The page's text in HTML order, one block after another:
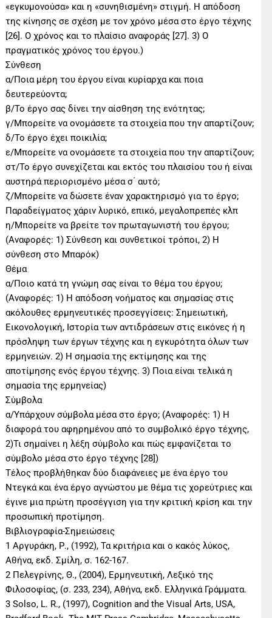
«εγκυμονούσα» και η «συνηθισμένη» στιγμή. Η απόδοση
της κίνησης σε σχέση με τον χρόνο μέσα στο έργο τέχνης
[26]. Ο χρόνος και το πλαίσιο αναφοράς [27]. 3) Ο
πραγματικός χρόνος του έργου.)
Σύνθεση
α/Ποια μέρη του έργου είναι κυρίαρχα και ποια
δευτερεύοντα;
β/Το έργο σας δίνει την αίσθηση της ενότητας;
γ/Μπορείτε να ονομάσετε τα στοιχεία που την απαρτίζουν;
δ/Το έργο έχει ποικιλία;
ε/Μπορείτε να ονομάσετε τα στοιχεία που την απαρτίζουν;
στ/Το έργο συνεχίζεται και εκτός του πλαισίου του ή είναι
αυστηρά περιορισμένο μέσα σ΄ αυτό;
ζ/Μπορείτε να δώσετε έναν χαρακτηρισμό για το έργο;
Παραδείγματος χάριν λυρικό, επικό, μεγαλοπρεπές κλπ
η/Μπορείτε να βρείτε τον πρωταγωνιστή του έργου;
(Αναφορές: 1) Σύνθεση και συνθετικοί τρόποι, 2) Η
σύνθεση στο Μπαρόκ)
Θέμα
α/Ποιο κατά τη γνώμη σας είναι το θέμα του έργου;
(Αναφορές: 1) Η απόδοση νοήματος και σημασίας στις
ακόλουθες ερμηνευτικές προσεγγίσεις: Σημειωτική,
Εικονολογική, Ιστορία των αντιδράσεων στις εικόνες ή η
πρόσληψη των έργων τέχνης και η εγκυρότητα όλων των
ερμηνειών. 2) Η σημασία της εκτίμησης και της
αποτίμησης ενός έργου τέχνης. 3) Ποια είναι τελικά η
σημασία της ερμηνείας)
Σύμβολα
α/Υπάρχουν σύμβολα μέσα στο έργο; (Αναφορές: 1) Η
διαφορά του αφηρημένου από το συμβολικό έργο τέχνης,
2)Τι σημαίνει η λέξη σύμβολο και πώς εμφανίζεται το
σύμβολο μέσα στο έργο τέχνης [28])
Τέλος προβλήθηκαν δύο διαφάνειες με ένα έργο του
Ντεγκά και ένα έργο αγνώστου με θέμα τις χορεύτριες και
έγινε μια πρώτη προσέγγιση για την κριτική κρίση και την
προσωπική προτίμηση.
Βιβλιογραφία-Σημειώσεις
1 Αργυράκη, Ρ., (1992), Τα κριτήρια και ο κακός λύκος,
Αθήνα, εκδ. Σμίλη, σ. 162-167.
2 Πελεγρίνης, Θ., (2004), Ερμηνευτική, Λεξικό της
Φιλοσοφίας, (σ. 233, 234), Αθήνα, εκδ. Ελληνικά Γράμματα.
3 Solso, L. R., (1997), Cognition and the Visual Arts, USA,